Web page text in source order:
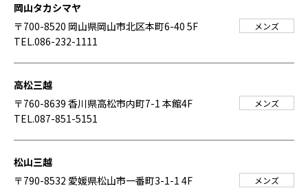
岡山タカシマヤ
〒700-8520 岡山県岡山市北区本町6-40 5F
TEL.086-232-1111
メンズ
高松三越
〒760-8639 香川県高松市内町7-1 本館4F
TEL.087-851-5151
メンズ
松山三越
〒790-8532 愛媛県松山市一番町3-1-1 4F
メンズ